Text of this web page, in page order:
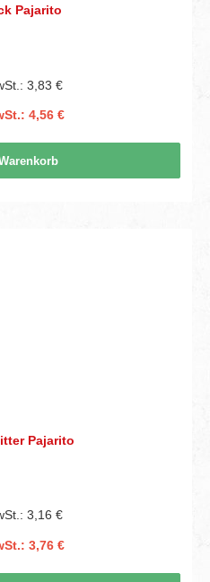
Pajarito
3,83 €
4,56 €
Pajarito
3,16 €
3,76 €